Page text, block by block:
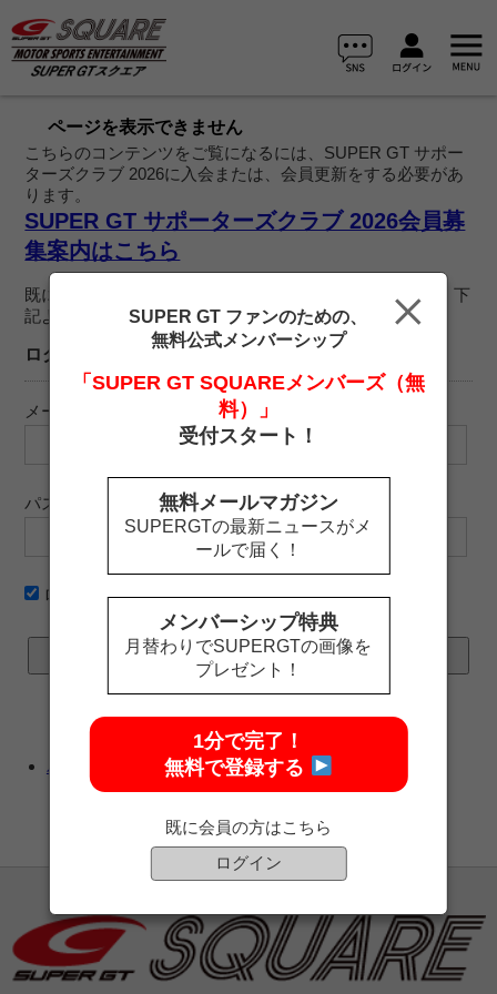
ページを表示できません
こちらのコンテンツをご覧になるには、SUPER GT サポー
ターズクラブ 2026に入会または、会員更新をする必要があ
ります。
SUPER GT サポーターズクラブ 2026会員募
集案内はこちら
既に、2026 SUPER GT サポーターズクラブ会員の方は、下
記よりログインを行ってご覧ください。
ログイン
メールアドレス
パスワード
ログイン情報を記憶
パスワードをお忘れですか ?
SUPER GT ファンのための、
無料公式メンバーシップ
「SUPER GT SQUAREメンバーズ（無
料）」
受付スタート！
無料メールマガジン
SUPERGTの最新ニュースがメ
ールで届く！
メンバーシップ特典
月替わりでSUPERGTの画像を
プレゼント！
1分で完了！
無料で登録する
既に会員の方はこちら
ログイン